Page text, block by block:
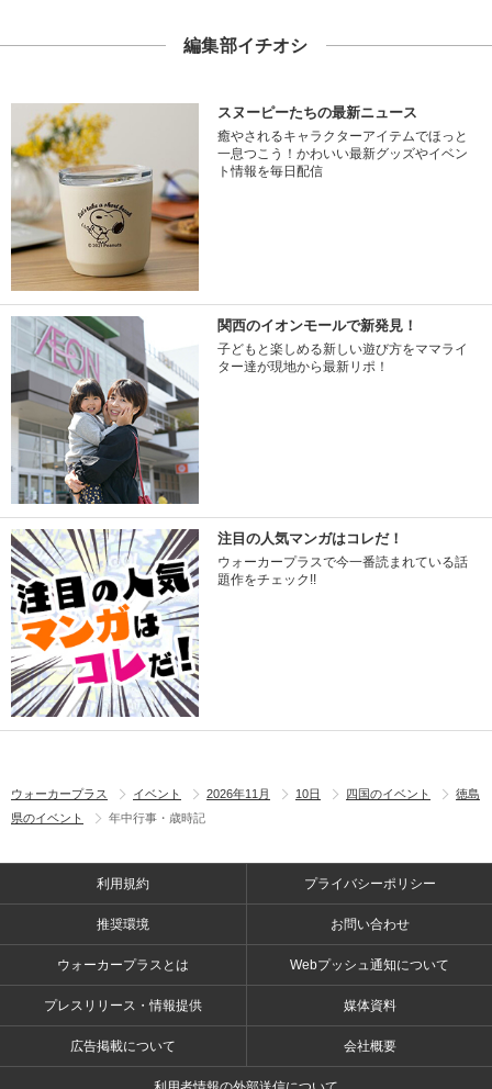
編集部イチオシ
スヌーピーたちの最新ニュース
癒やされるキャラクターアイテムでほっと
一息つこう！かわいい最新グッズやイベン
ト情報を毎日配信
関西のイオンモールで新発見！
子どもと楽しめる新しい遊び方をママライ
ター達が現地から最新リポ！
注目の人気マンガはコレだ！
ウォーカープラスで今一番読まれている話
題作をチェック!!
ウォーカープラス イベント 2026年11月 10日 四国のイベント
徳島
県のイベント
年中行事・歳時記
利用規約 プライバシーポリシー
推奨環境 お問い合わせ
ウォーカープラスとは Webプッシュ通知について
プレスリリース・情報提供 媒体資料
広告掲載について 会社概要